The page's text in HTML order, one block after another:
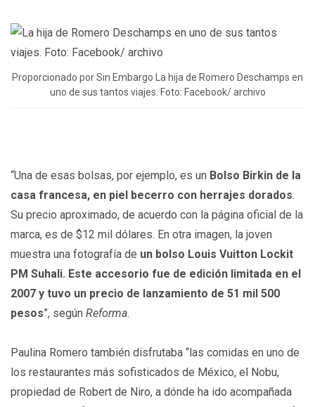
Proporcionado por Sin Embargo La hija de Romero Deschamps en
uno de sus tantos viajes. Foto: Facebook/ archivo
“Una de esas bolsas, por ejemplo, es un Bolso Birkin de la
casa francesa, en piel becerro con herrajes dorados.
Su precio aproximado, de acuerdo con la página oficial de la
marca, es de $12 mil dólares. En otra imagen, la joven
muestra una fotografía de un bolso Louis Vuitton Lockit
PM Suhali. Este accesorio fue de edición limitada en el
2007 y tuvo un precio de lanzamiento de 51 mil 500
pesos”, según Reforma.
Paulina Romero también disfrutaba “las comidas en uno de
los restaurantes más sofisticados de México, el Nobu,
propiedad de Robert de Niro, a dónde ha ido acompañada